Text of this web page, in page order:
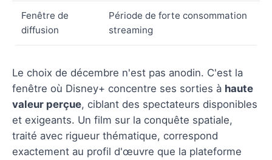
Fenêtre de
diffusion
Période de forte consommation
streaming
Le choix de décembre n'est pas anodin. C'est la
fenêtre où Disney+ concentre ses sorties à haute
valeur perçue, ciblant des spectateurs disponibles
et exigeants. Un film sur la conquête spatiale,
traité avec rigueur thématique, correspond
exactement au profil d'œuvre que la plateforme